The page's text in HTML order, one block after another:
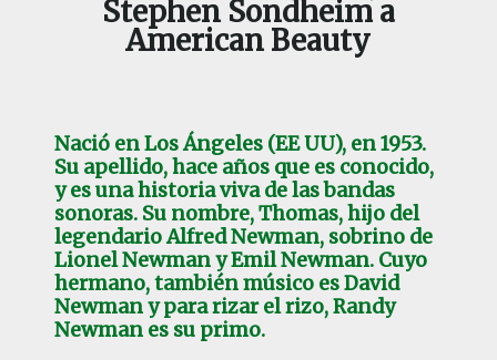
Stephen Sondheim a
American Beauty
Nació en Los Ángeles (EE UU), en 1953.
Su apellido, hace años que es conocido,
y es una historia viva de las bandas
sonoras. Su nombre, Thomas, hijo del
legendario Alfred Newman, sobrino de
Lionel Newman y Emil Newman. Cuyo
hermano, también músico es David
Newman y para rizar el rizo, Randy
Newman es su primo.